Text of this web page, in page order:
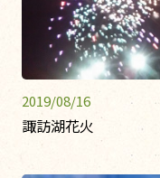
2019/08/16
諏訪湖花火